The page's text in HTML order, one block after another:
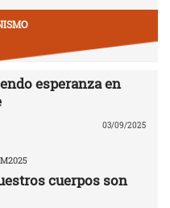
esperanza en
03/09/2025
cuerpos son